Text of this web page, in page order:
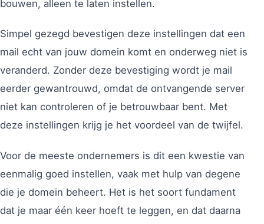
bouwen, alleen te laten instellen.
Simpel gezegd bevestigen deze instellingen dat een
mail echt van jouw domein komt en onderweg niet is
veranderd. Zonder deze bevestiging wordt je mail
eerder gewantrouwd, omdat de ontvangende server
niet kan controleren of je betrouwbaar bent. Met
deze instellingen krijg je het voordeel van de twijfel.
Voor de meeste ondernemers is dit een kwestie van
eenmalig goed instellen, vaak met hulp van degene
die je domein beheert. Het is het soort fundament
dat je maar één keer hoeft te leggen, en dat daarna